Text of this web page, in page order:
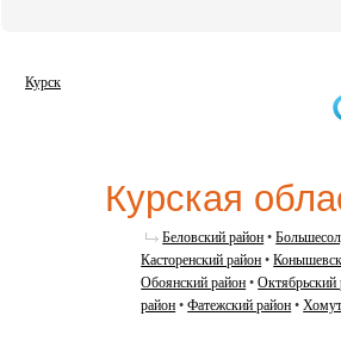
Курск
Курская
Беловский район •
Касторенский район •
Обоянский район •Октябрьский
район •Фатежский район •